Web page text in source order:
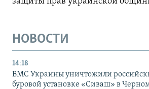
НОВОСТИ
14:18
ВМС Украины уничтожили
буровой установке «Сиваш» в